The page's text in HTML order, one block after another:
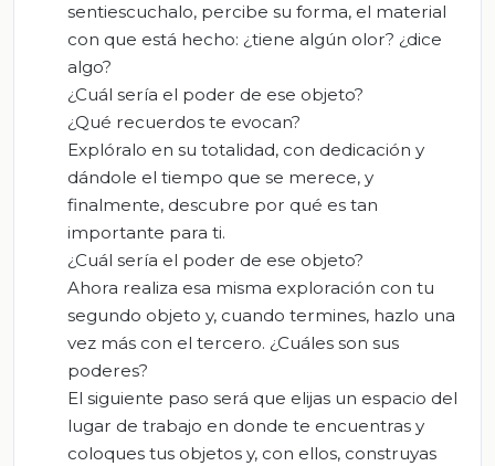
sentiescuchalo, percibe su forma, el material
con que está hecho: ¿tiene algún olor? ¿dice
algo?
¿Cuál sería el poder de ese objeto?
¿Qué recuerdos te evocan?
Explóralo en su totalidad, con dedicación y
dándole el tiempo que se merece, y
finalmente, descubre por qué es tan
importante para ti.
¿Cuál sería el poder de ese objeto?
Ahora realiza esa misma exploración con tu
segundo objeto y, cuando termines, hazlo una
vez más con el tercero. ¿Cuáles son sus
poderes?
El siguiente paso será que elijas un espacio del
lugar de trabajo en donde te encuentras y
coloques tus objetos y, con ellos, construyas